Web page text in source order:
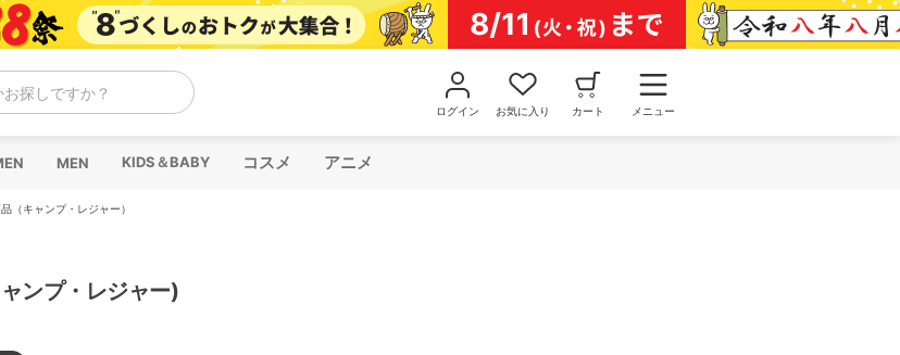
お探しですか？
ログイン お気に入り カート メニュー
MEN KIDS＆BABY コスメ アニメ
（キャンプ・レジャー）
ンプ・レジャー)